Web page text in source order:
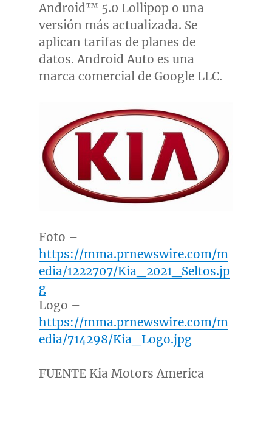
Android™ 5.0 Lollipop o una
versión más actualizada. Se
aplican tarifas de planes de
datos. Android Auto es una
marca comercial de Google LLC.
Foto –
https://mma.prnewswire.com/m
edia/1222707/Kia_2021_Seltos.jp
g
Logo –
https://mma.prnewswire.com/m
edia/714298/Kia_Logo.jpg
FUENTE Kia Motors America